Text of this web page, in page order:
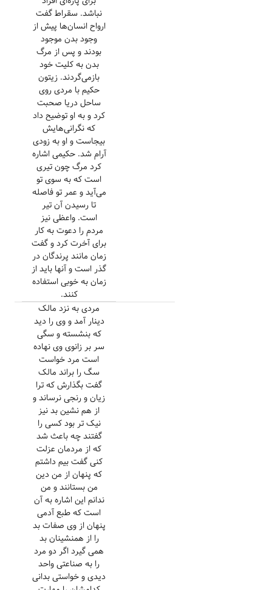
نباشد. سقراط گفت
ارواح انسان‌ها پیش از
وجود بدن موجود
بودند و پس از مرگ
بدن به کلیت خود
بازمی‌گردند. زیتون
حکیم با مردی روی
ساحل دریا صحبت
کرد و به او توضیح داد
که نگرانی‌هایش
بیجاست و او به زودی
آرام شد. حکیمی اشاره
کرد مرگ چون تیری
است که به سوی تو
می‌آید و عمر تو فاصله
تا رسیدن آن تیر
است. واعظی نیز
مردم را دعوت به کار
برای آخرت کرد و گفت
زمان مانند پرندگان در
گذر است و آنها باید از
زمان به خوبی استفاده
کنند.
مردی به نزد مالک
دینار آمد و وی را دید
که بنشسته و سگی
سر بر زانوی وی نهاده
است مرد خواست
سگ را براند مالک
گفت بگذارش که ترا
زیان و رنجی نرساند و
از هم نشین بد نیز
نیک تر بود کسی را
گفتند چه باعث شد
که از مردمان عزلت
کنی گفت بیم داشتم
که پنهان از من دین
من بستانند و من
ندانم این اشاره به آن
است که طبع آدمی
پنهان از وی صفات بد
را از همنشینان بد
همی گیرد اگر دو مرد
را به صناعتی واحد
دیدی و خواستی بدانی